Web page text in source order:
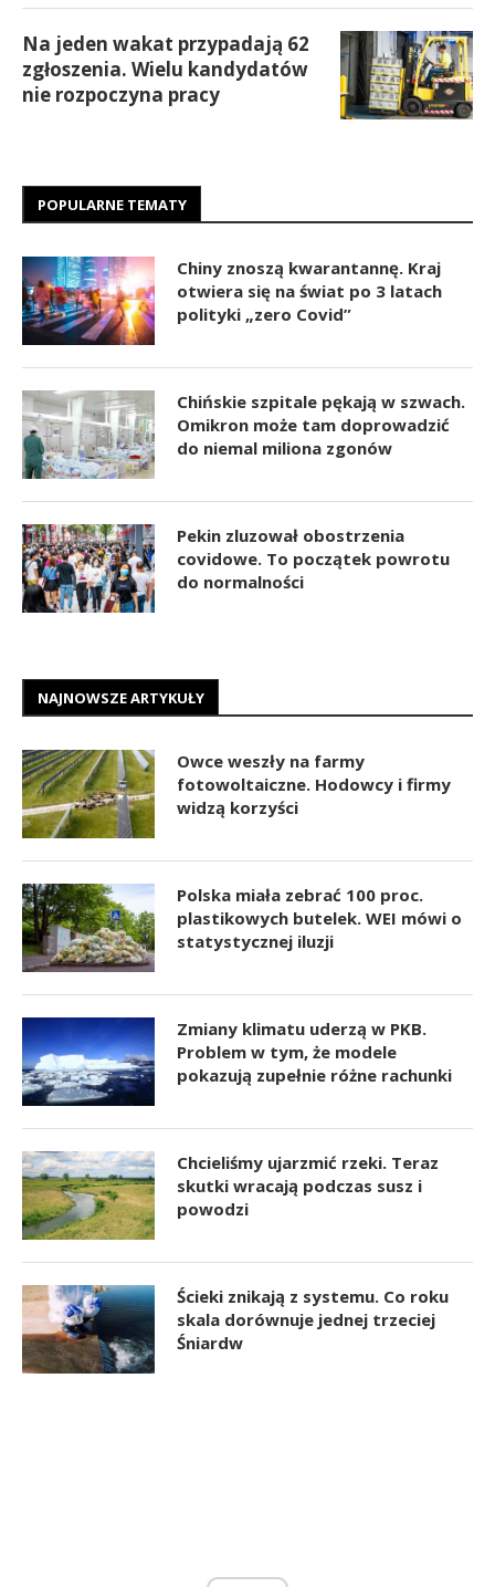
Na jeden wakat przypadają 62
zgłoszenia. Wielu kandydatów
nie rozpoczyna pracy
POPULARNE TEMATY
Chiny znoszą kwarantannę. Kraj
otwiera się na świat po 3 latach
polityki „zero Covid”
Chińskie szpitale pękają w szwach.
Omikron może tam doprowadzić
do niemal miliona zgonów
Pekin zluzował obostrzenia
covidowe. To początek powrotu
do normalności
NAJNOWSZE ARTYKUŁY
Owce weszły na farmy
fotowoltaiczne. Hodowcy i firmy
widzą korzyści
Polska miała zebrać 100 proc.
plastikowych butelek. WEI mówi o
statystycznej iluzji
Zmiany klimatu uderzą w PKB.
Problem w tym, że modele
pokazują zupełnie różne rachunki
Chcieliśmy ujarzmić rzeki. Teraz
skutki wracają podczas susz i
powodzi
Ścieki znikają z systemu. Co roku
skala dorównuje jednej trzeciej
Śniardw